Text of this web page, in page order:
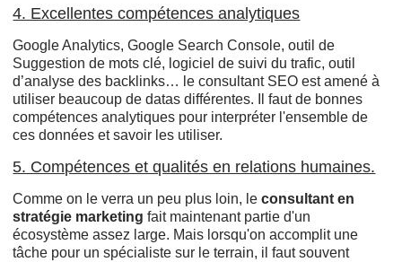
4. Excellentes compétences analytiques
Google Analytics, Google Search Console, outil de
Suggestion de mots clé, logiciel de suivi du trafic, outil
d’analyse des backlinks… le consultant SEO est amené à
utiliser beaucoup de datas différentes. Il faut de bonnes
compétences analytiques pour interpréter l'ensemble de
ces données et savoir les utiliser.
5. Compétences et qualités en relations humaines.
Comme on le verra un peu plus loin, le consultant en
stratégie marketingfait maintenant partie d'un
écosystème assez large. Mais lorsqu'on accomplit une
tâche pour un spécialiste sur le terrain, il faut souvent